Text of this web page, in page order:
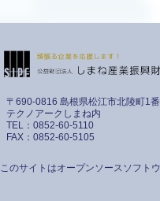
〒690-0816 島根県松江市北陵町1
テクノアークしまね内
TEL：0852-60-5110
FAX：0852-60-5105
このサイトはオープンソースソフト